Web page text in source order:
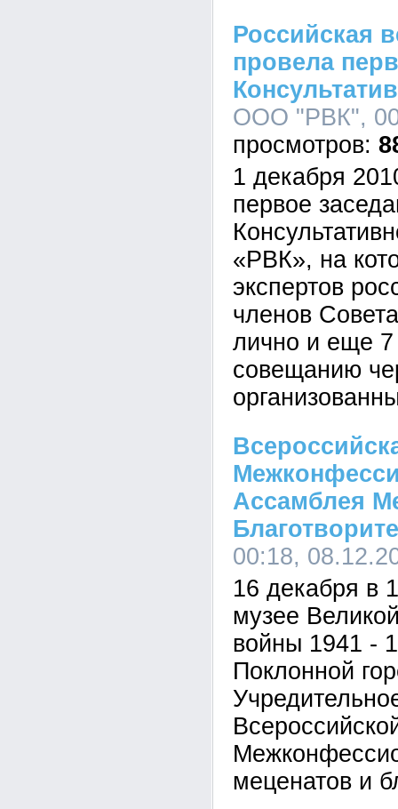
Российская
провела
ООО "РВК",
1 декабря
первое
«РВК», на
экспертов
членов
лично и еще 7
совещанию
Ассамблея
00:18,
16 декабря в
музее
войны 1941 -
Поклонной
меценатов и